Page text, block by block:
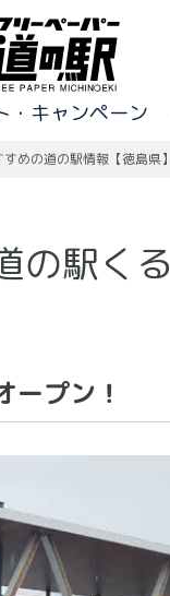
・キャンペーン
すめの道の駅情報【徳島県
の駅く
プン！